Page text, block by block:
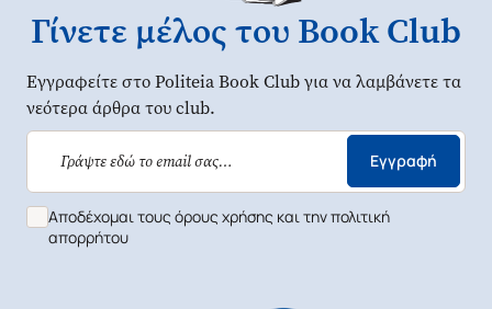
Γίνετε μέλος του Book Club
Εγγραφείτε στο Politeia Book Club για να λαμβάνετε τα
νεότερα άρθρα του club.
Εγγραφή
Αποδέχομαι τους όρους χρήσης και την πολιτική
απορρήτου